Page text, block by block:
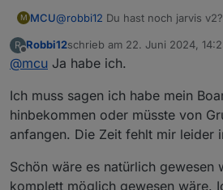
M MCU@robbi12 Du hast noch jarvis v2?
R
Offline
Robbi12schrieb am 22. Juni 2024,
zuletzt editiert von
@mcu Ja habe ich.
Ich muss sagen ich habe mein
hinbekommen oder müsste von
anfangen. Die Zeit fehlt mir leider
Schön wäre es natürlich gewesen
komplett möglich gewesen wäre.